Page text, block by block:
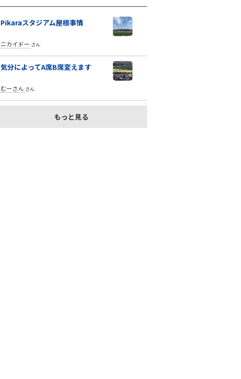
Pikaraスタジアム屋根事情
ニカイドー さん
気分によってA席B席変えます
むーさん さん
もっと見る